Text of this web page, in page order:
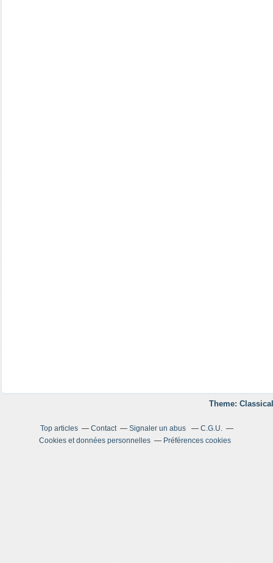
Theme:
Top articles Contact Signaler un abus
C.G.U.
Cookies et données personnelles
Préférences cookies